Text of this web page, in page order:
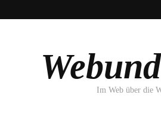
Im Web über die